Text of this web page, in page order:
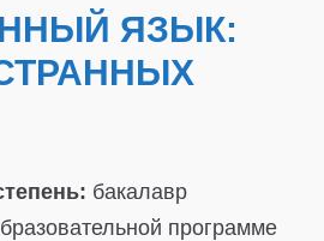
ЯЗЫК:
бакалавр
программе